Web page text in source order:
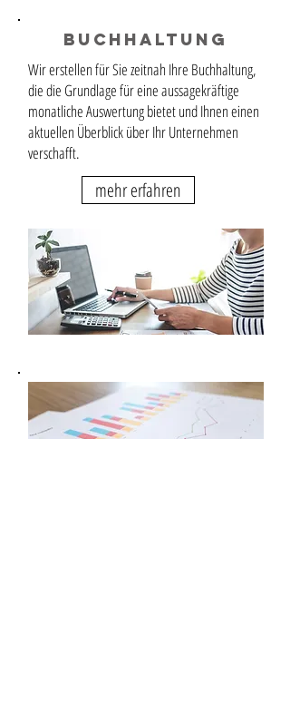
Buchhaltung
Wir erstellen für Sie zeitnah Ihre Buchhaltung,
die die Grundlage für eine aussagekräftige
monatliche Auswertung bietet und Ihnen einen
aktuellen Überblick über Ihr Unternehmen
verschafft.
mehr erfahren